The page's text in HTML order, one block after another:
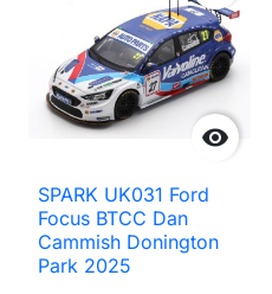

SPARK UK031 Ford
Focus BTCC Dan
Cammish Donington
Park 2025